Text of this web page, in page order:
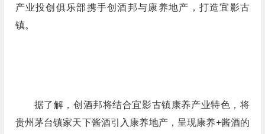
产业投创俱乐部携手创酒邦与康养地产，打造宜影古
镇。
据了解，创酒邦将结合宜影古镇康养产业特色，将
贵州茅台镇家天下酱酒引入康养地产，呈现康养+酱酒的